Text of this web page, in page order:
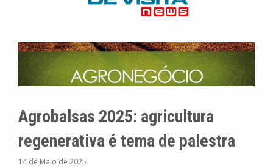
Agrobalsas 2025: agricultura
regenerativa é tema de palestra
14 de Maio de 2025